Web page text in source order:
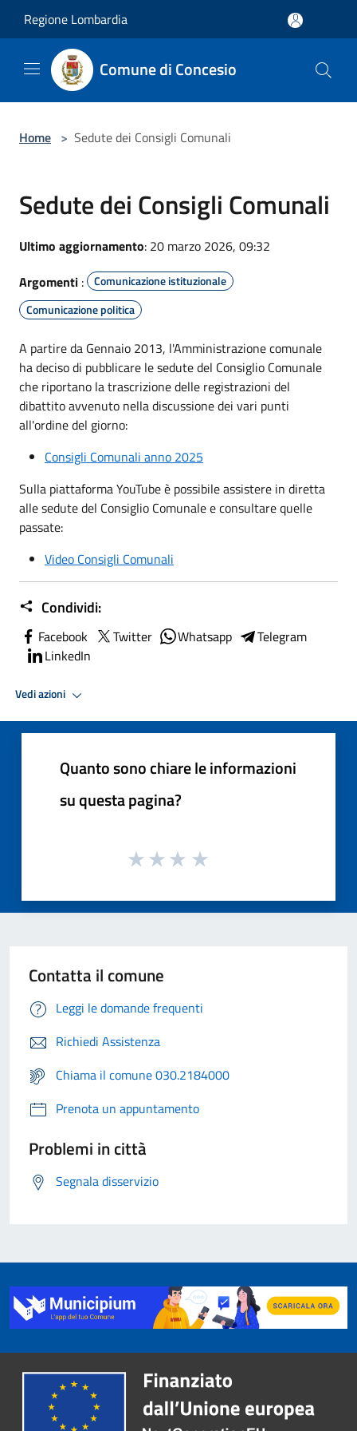
Regione Lombardia
Comune di Concesio
Home > Sedute dei Consigli Comunali
Sedute dei Consigli Comunali
Ultimo aggiornamento: 20 marzo 2026, 09:32
Argomenti :
Comunicazione istituzionale
Comunicazione politica
A partire da Gennaio 2013, l'Amministrazione comunale
ha deciso di pubblicare le sedute del Consiglio Comunale
che riportano la trascrizione delle registrazioni del
dibattito avvenuto nella discussione dei vari punti
all'ordine del giorno:
Consigli Comunali anno 2025
Sulla piattaforma YouTube è possibile assistere in diretta
alle sedute del Consiglio Comunale e consultare quelle
passate:
Video Consigli Comunali
Condividi:
Facebook Twitter Whatsapp
Telegram
LinkedIn
Vedi azioni
Quanto sono chiare le informazioni
su questa pagina?
Contatta il comune
Leggi le domande frequenti
Richiedi Assistenza
Chiama il comune 030.2184000
Prenota un appuntamento
Problemi in città
Segnala disservizio